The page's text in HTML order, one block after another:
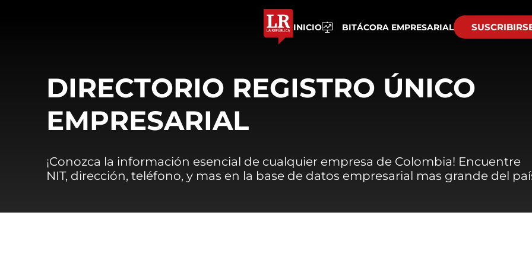
INICIO BITÁCORA EMPRESARIAL
DIRECTORIO REGISTRO ÚNICO
EMPRESARIAL
¡Conozca la información esencial de cualquier empresa de Colombia! Encuentre
NIT, dirección, teléfono, y mas en la base de datos empresarial mas grande del